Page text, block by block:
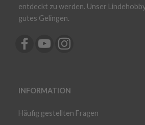
entdeckt zu werden. Unser
gutes Gelingen.
INFORMATION
Häufig gestellten Fragen